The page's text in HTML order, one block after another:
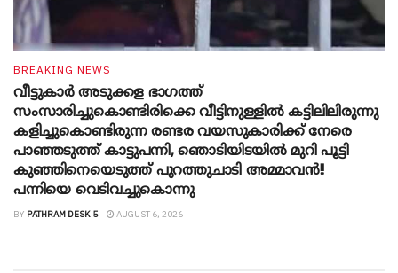
BREAKING NEWS
വീട്ടുകാർ അ‌ടുക്കള ഭാ​ഗത്ത്
സംസാരിച്ചുകൊണ്ടിരിക്കെ വീട്ടിനുള്ളിൽ കട്ടിലിലിരുന്നു
കളിച്ചുകൊണ്ടിരുന്ന രണ്ടര വയസുകാരിക്ക് നേരെ
പാഞ്ഞടുത്ത് കാട്ടുപന്നി, ‍ഞൊടിയി‌ടയിൽ മുറി പൂട്ടി
കുഞ്ഞിനെയെടുത്ത് പുറത്തുചാടി അമ്മാവൻ!!
പന്നിയെ വെടിവച്ചുകൊന്നു
BY PATHRAM DESK 5 AUGUST 6, 2026